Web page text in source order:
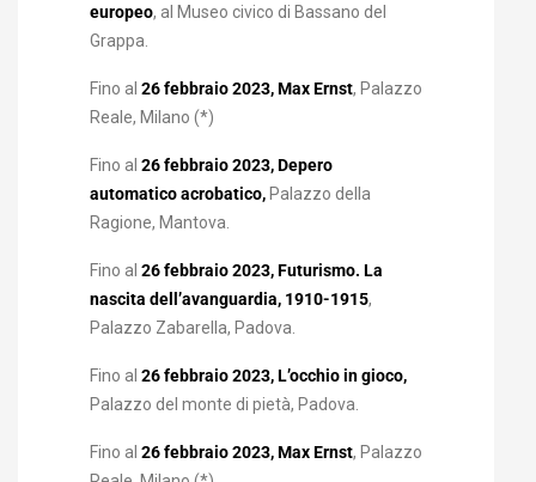
europeo, al Museo civico di Bassano del
Grappa.
Fino al 26 febbraio 2023, Max Ernst, Palazzo
Reale, Milano (*)
Fino al 26 febbraio 2023, Depero
automatico acrobatico,Palazzo della
Ragione, Mantova.
Fino al 26 febbraio 2023, Futurismo. La
nascita dell’avanguardia, 1910-1915,
Palazzo Zabarella, Padova.
Fino al 26 febbraio 2023, L’occhio in gioco,
Palazzo del monte di pietà, Padova.
Fino al 26 febbraio 2023, Max Ernst, Palazzo